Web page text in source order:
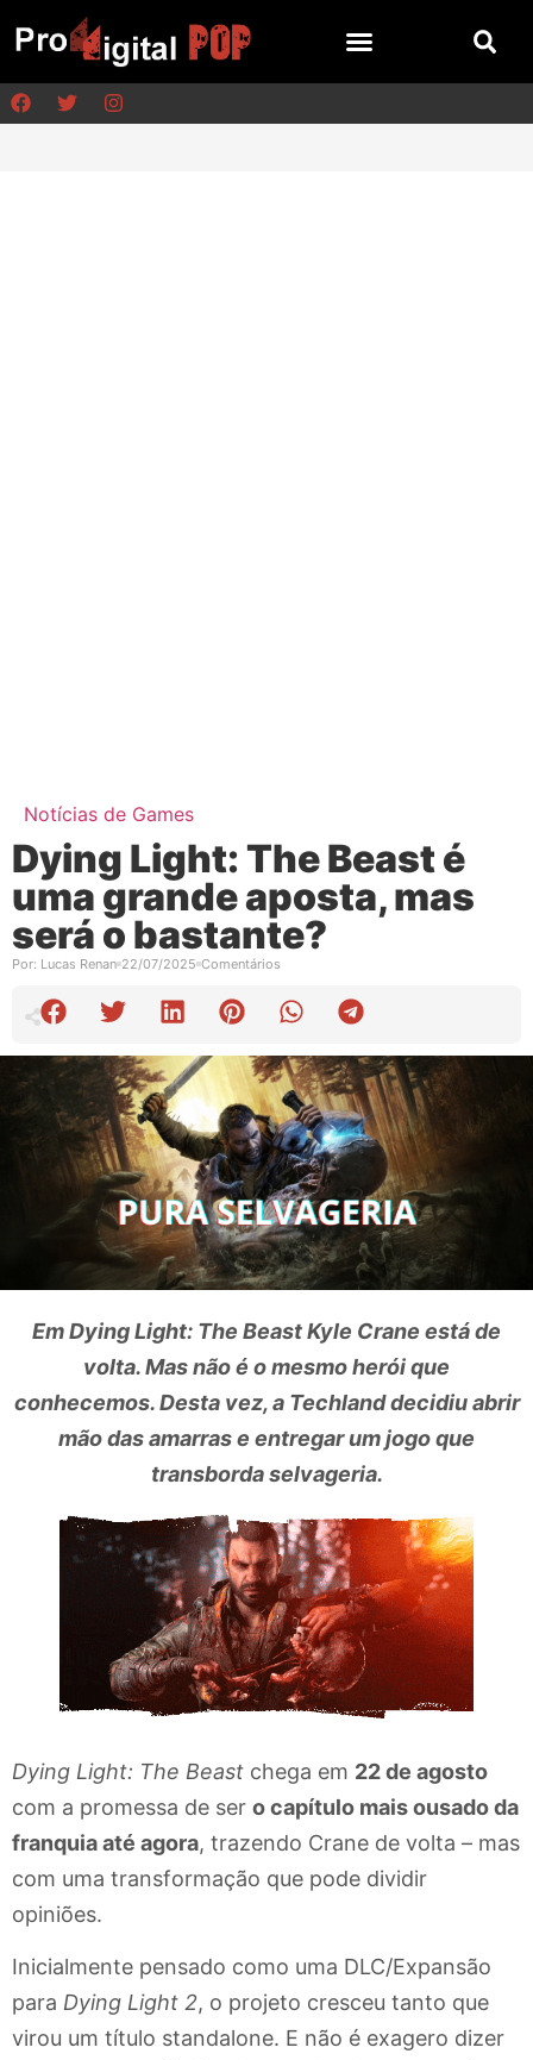
Notícias de Games
Dying Light: The Beast é
uma grande aposta, mas
será o bastante?
Por: Lucas Renan 22/07/2025 Comentários
Em Dying Light: The Beast Kyle Crane está de
volta. Mas não é o mesmo herói que
conhecemos. Desta vez, a Techland decidiu abrir
mão das amarras e entregar um jogo que
transborda selvageria.
Dying Light: The Beast chega em 22 de agosto
com a promessa de ser o capítulo mais ousado da
franquia até agora, trazendo Crane de volta – mas
com uma transformação que pode dividir
opiniões.
Inicialmente pensado como uma DLC/Expansão
para Dying Light 2, o projeto cresceu tanto que
virou um título standalone. E não é exagero dizer